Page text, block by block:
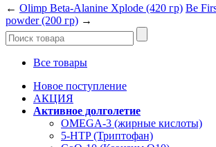
← Olimp Beta-Alanine Xplode (420 гр) Be
powder (200 гр) →
Все товары
Новое поступление
АКЦИЯ
Активное долголетие
OMEGA-3 (жирные кислоты)
5-HTP (Триптофан)